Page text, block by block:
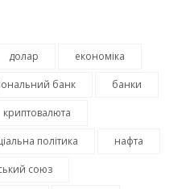
долар економіка
банк банки
криптовалюта
політика нафта
союз